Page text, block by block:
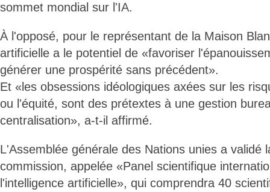
sommet mondial sur l'IA.
À l'opposé, pour le représentant de la Maison
artificielle a le potentiel de «favoriser
générer une prospérité sans précédent».
Et «les obsessions idéologiques axées sur les
ou l'équité, sont des prétextes à une gestion
centralisation», a-t-il affirmé.
L'Assemblée générale des Nations unies a validé
commission, appelée «Panel scientifique
l'intelligence artificielle», qui comprendra 40